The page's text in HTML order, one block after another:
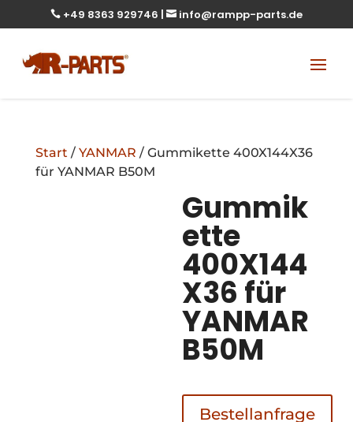
 +49 8363 929746 |  info@rampp-parts.de
Start / YANMAR / Gummikette 400X144X36
für YANMAR B50M
Gummik
ette
400X144
X36 für
YANMAR
B50M
Bestellanfrage